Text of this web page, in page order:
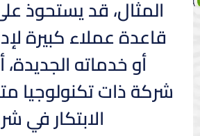
المثال، قد يستحوذ
قاعدة عملاء كبيرة
أو خدماته
شركة ذات تكنولوجيا
الابتكار في